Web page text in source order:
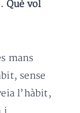
Què vol
mans
sense
l’hàbit,